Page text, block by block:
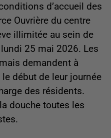
d’accueil des
Ouvrière du centre
illimitée au sein de
lundi 25 mai 2026. Les
demandent à
le début de leur journée
des résidents.
douche toutes les